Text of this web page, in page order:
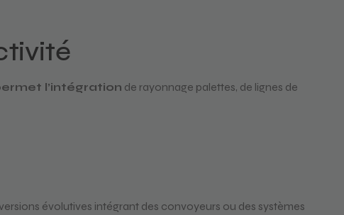
l’intégration de rayonnage palettes, de lignes de
versions évolutives intégrant des convoyeurs ou des systèmes